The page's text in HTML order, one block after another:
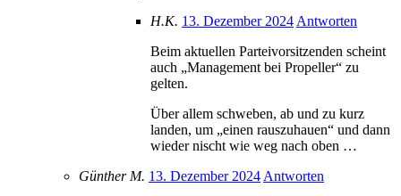
H.K. 13. Dezember 2024 Antworten
Beim aktuellen Parteivorsitzenden scheint
auch „Management bei Propeller“ zu
gelten.
Über allem schweben, ab und zu kurz
landen, um „einen rauszuhauen“ und dann
wieder nischt wie weg nach oben …
Günther M. 13. Dezember 2024 Antworten